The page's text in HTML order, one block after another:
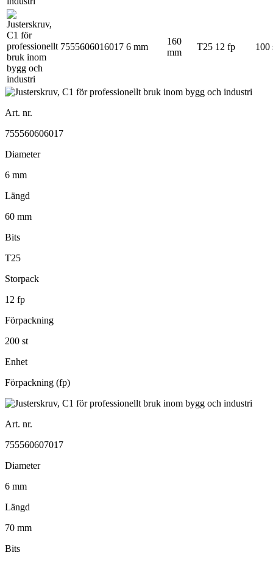
7555606016017 6 mm
160
mm
T25 12 fp 100
Art. nr.
755560606017
Diameter
6 mm
Längd
60 mm
Bits
T25
Storpack
12 fp
Förpackning
200 st
Enhet
Förpackning (fp)
Art. nr.
755560607017
Diameter
6 mm
Längd
70 mm
Bits